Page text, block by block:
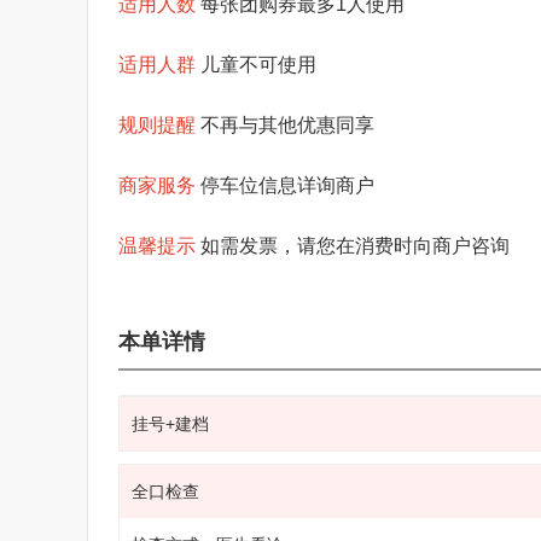
适用人数 每张团购券最多1人使用
适用人群 儿童不可使用
规则提醒 不再与其他优惠同享
商家服务 停车位信息详询商户
温馨提示 如需发票，请您在消费时向商户咨询
本单详情
挂号+建档
全口检查